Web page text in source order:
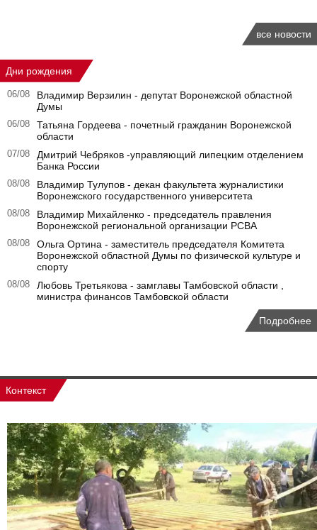
все новости
Дни рождения
06/08
Владимир Верзилин - депутат Воронежской областной
Думы
06/08
Татьяна Гордеева - почетный гражданин Воронежской
области
07/08
Дмитрий Чебряков -управляющий липецким отделением
Банка России
08/08
Владимир Тулупов - декан факультета журналистики
Воронежского государственного университета
08/08
Владимир Михайленко - председатель правления
Воронежской региональной организации РСВА
08/08
Ольга Ортина - заместитель председателя Комитета
Воронежской областной Думы по физической культуре и
спорту
08/08
Любовь Третьякова - замглавы Тамбовской области ,
министра финансов Тамбовской области
Подробнее
Контекст